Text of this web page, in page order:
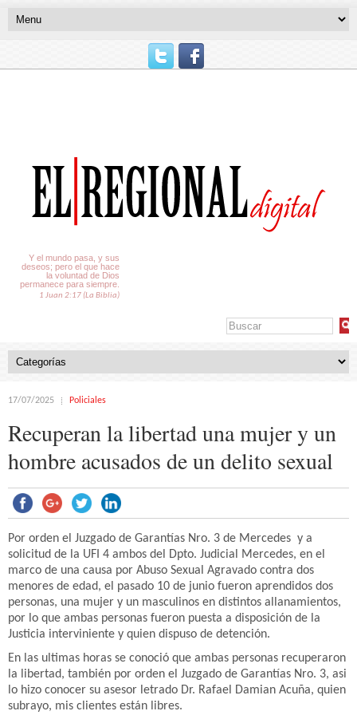
Y el mundo pasa, y sus
deseos; pero el que hace
la voluntad de Dios
permanece para siempre.
1 Juan 2:17 (La Biblia)
17/07/2025 Policiales
Recuperan la libertad una mujer y un
hombre acusados de un delito sexual
Por orden el Juzgado de Garantías Nro. 3 de Mercedes y a
solicitud de la UFI 4 ambos del Dpto. Judicial Mercedes, en el
marco de una causa por Abuso Sexual Agravado contra dos
menores de edad, el pasado 10 de junio fueron aprendidos dos
personas, una mujer y un masculinos en distintos allanamientos,
por lo que ambas personas fueron puesta a disposición de la
Justicia interviniente y quien dispuso de detención.
En las ultimas horas se conoció que ambas personas recuperaron
la libertad, también por orden el Juzgado de Garantías Nro. 3, asi
lo hizo conocer su asesor letrado Dr. Rafael Damian Acuña, quien
subrayo, mis clientes están libres.